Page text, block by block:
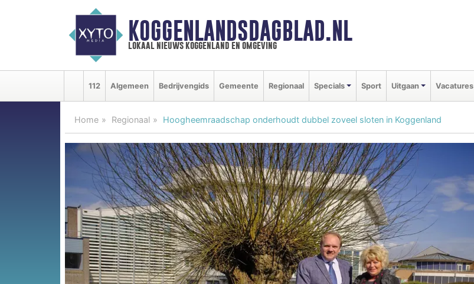
KOGGENLANDSDAGBLAD.NL
lokaal nieuws koggenland en omgeving
112 Algemeen Bedrijvengids Gemeente Regionaal Specials Sport Uitgaan Vacatures
Home Regionaal Hoogheemraadschap onderhoudt dubbel zoveel sloten in Koggenland